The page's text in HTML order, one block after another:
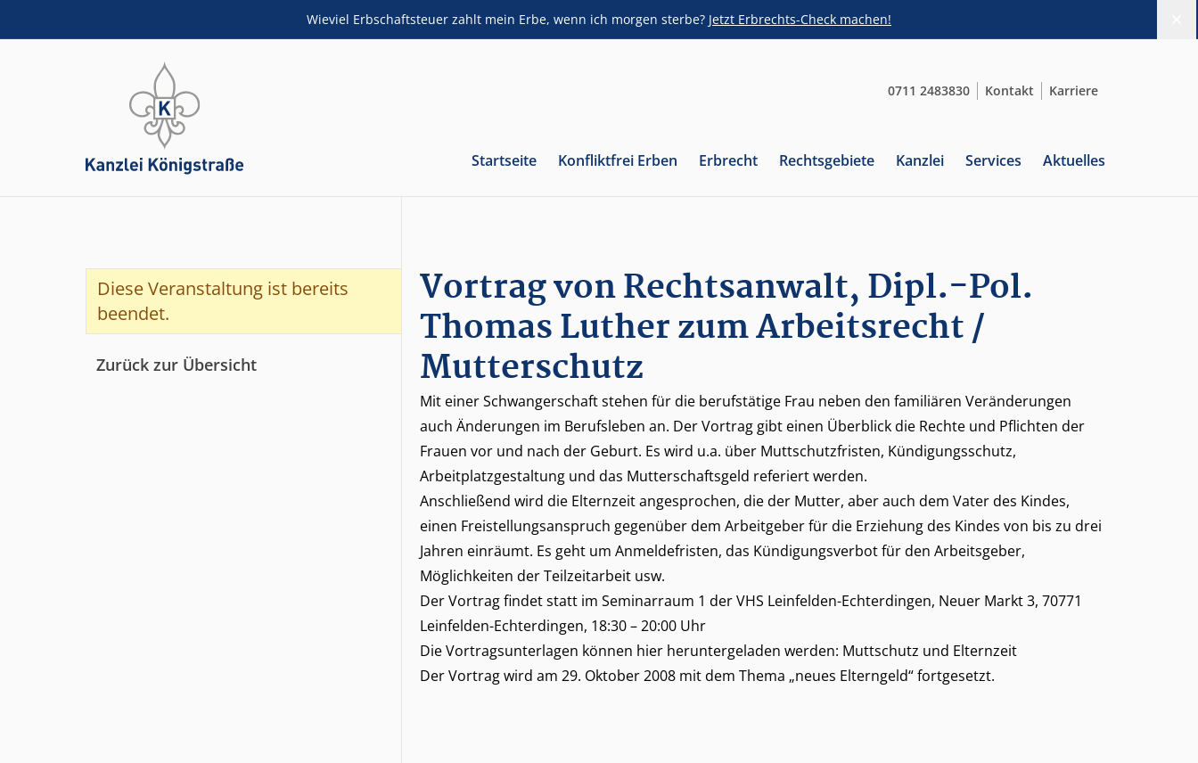
Wieviel Erbschaftsteuer zahlt mein Erbe, wenn ich morgen sterbe? Jetzt Erbrechts-Check machen!
ZUM HAUPTINHALT SPRINGEN
0711 2483830 Kontakt Karriere
Startseite Konfliktfrei Erben Erbrecht Rechtsgebiete Kanzlei Services Aktuelles
Diese Veranstaltung ist bereits
beendet.
Zurück zur Übersicht
Vortrag von Rechtsanwalt, Dipl.-Pol.
Thomas Luther zum Arbeitsrecht /
Mutterschutz
Mit einer Schwangerschaft stehen für die berufstätige Frau neben den familiären Veränderungen
auch Änderungen im Berufsleben an. Der Vortrag gibt einen Überblick die Rechte und Pflichten der
Frauen vor und nach der Geburt. Es wird u.a. über Muttschutzfristen, Kündigungsschutz,
Arbeitplatzgestaltung und das Mutterschaftsgeld referiert werden.
Anschließend wird die Elternzeit angesprochen, die der Mutter, aber auch dem Vater des Kindes,
einen Freistellungsanspruch gegenüber dem Arbeitgeber für die Erziehung des Kindes von bis zu drei
Jahren einräumt. Es geht um Anmeldefristen, das Kündigungsverbot für den Arbeitsgeber,
Möglichkeiten der Teilzeitarbeit usw.
Der Vortrag findet statt im Seminarraum 1 der VHS Leinfelden-Echterdingen, Neuer Markt 3, 70771
Leinfelden-Echterdingen, 18:30 – 20:00 Uhr
Die Vortragsunterlagen können hier heruntergeladen werden: Muttschutz und Elternzeit
Der Vortrag wird am 29. Oktober 2008 mit dem Thema „neues Elterngeld“ fortgesetzt.